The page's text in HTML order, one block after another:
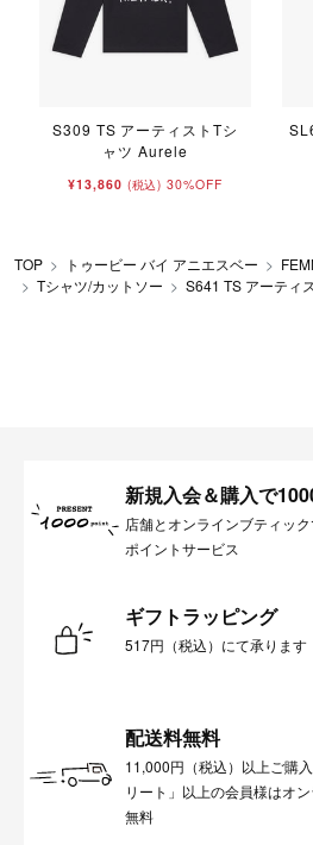
S309 TS アーティストTシ
ャツ Aurele
¥13,860 (税込) 30%OFF
TOP トゥービー バイ アニエスベー
Tシャツ/カットソー
S641 TS アーティ
新規入会＆購入で
店舗とオンラインブティッ
ポイントサービス
ギフトラッピング
517円（税込）にて承ります
配送料無料
11,000円（税込）以上ご購
リート」以上の会員様はオ
無料